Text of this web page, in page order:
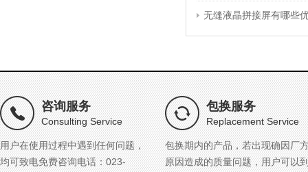
无缝液晶拼接屏有哪些
咨询服务
Consulting Service
用户在使用过程中遇到任何问题，
均可致电免费咨询电话：023-
包换服务
Replacement Service
包换期内的产品，若出现确因厂
原因造成的质量问题，用户可以